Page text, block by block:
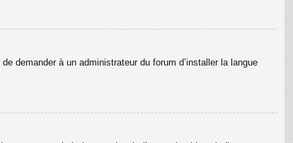
demander à un administrateur du forum d’installer la langue